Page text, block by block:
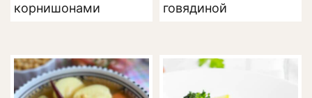
корнишонами
говядиной